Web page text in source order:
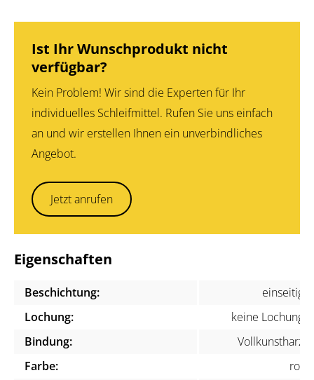
Ist Ihr Wunschprodukt nicht
verfügbar?
Kein Problem! Wir sind die Experten für Ihr
individuelles Schleifmittel. Rufen Sie uns einfach
an und wir erstellen Ihnen ein unverbindliches
Angebot.
Jetzt anrufen
Eigenschaften
Beschichtung:
einseitig
Lochung:
keine Lochung
Bindung:
Vollkunstharz
Farbe:
rot